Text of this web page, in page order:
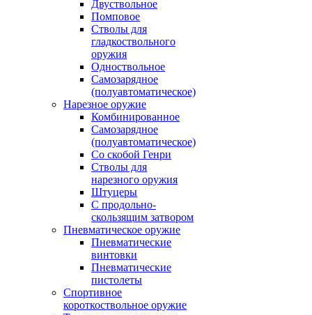
Двуствольное
Помповое
Стволы для
гладкоствольного
оружия
Одноствольное
Самозарядное
(полуавтоматическое)
Нарезное оружие
Комбинированное
Самозарядное
(полуавтоматическое)
Со скобой Генри
Стволы для
нарезного оружия
Штуцеры
С продольно-
скользящим затвором
Пневматическое оружие
Пневматические
винтовки
Пневматические
пистолеты
Спортивное
короткоствольное оружие